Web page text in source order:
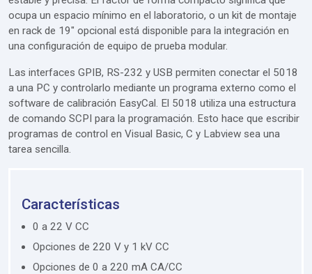
ocupa un espacio mínimo en el laboratorio, o un kit de montaje
en rack de 19" opcional está disponible para la integración en
una configuración de equipo de prueba modular.
Las interfaces GPIB, RS-232 y USB permiten conectar el 5018
a una PC y controlarlo mediante un programa externo como el
software de calibración EasyCal. El 5018 utiliza una estructura
de comando SCPI para la programación. Esto hace que escribir
programas de control en Visual Basic, C y Labview sea una
tarea sencilla.
Características
0 a 22 V CC
Opciones de 220 V y 1 kV CC
Opciones de 0 a 220 mA CA/CC